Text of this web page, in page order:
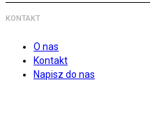
KONTAKT
O nas
Kontakt
Napisz do nas